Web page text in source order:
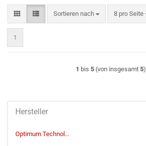
Sortieren nach
Sortieren nach 8 pro Seite
pro Seite
1
1 bis 5 (von insgesamt 5)
Hersteller
Optimum Technol...